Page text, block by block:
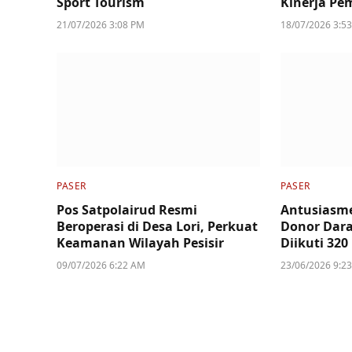
21/07/2026 3:08 PM 18/07/2026
PASER
Pos Satpolairud Resmi
Beroperasi di Desa Lori, Perkuat
Keamanan Wilayah Pesisir
09/07/2026 6:22 AM
PASER
Donor
Diikuti 320
23/06/2026